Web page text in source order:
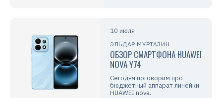
10 июля
ЭЛЬДАР МУРТАЗИН
ОБЗОР СМАРТФОНА HUAWEI
NOVA Y74
Сегодня поговорим про
бюджетный аппарат линейки
HUAWEI nova.